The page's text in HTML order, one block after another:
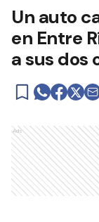
Un auto
en Entre
a sus dos
Ads